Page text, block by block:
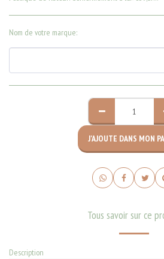
Nom de votre marque:
J'AJOUTE DANS MON
Tous savoir sur ce
Description